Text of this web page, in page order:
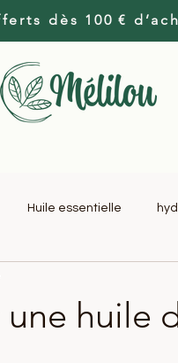
dès 100 €
Huile essentielle
huile